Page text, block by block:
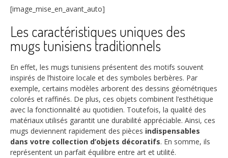
[image_mise_en_avant_auto]
Les caractéristiques uniques des
mugs tunisiens traditionnels
En effet, les mugs tunisiens présentent des motifs souvent
inspirés de l’histoire locale et des symboles berbères. Par
exemple, certains modèles arborent des dessins géométriques
colorés et raffinés. De plus, ces objets combinent l’esthétique
avec la fonctionnalité au quotidien. Toutefois, la qualité des
matériaux utilisés garantit une durabilité appréciable. Ainsi, ces
mugs deviennent rapidement des pièces indispensables
dans votre collection d’objets décoratifs. En somme, ils
représentent un parfait équilibre entre art et utilité.